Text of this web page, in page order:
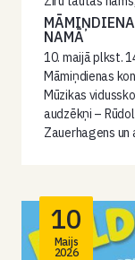
NAMĀ
10. maijā plkst.
Māmiņdienas
Mūzikas
audzēkņi –
Zauerhagens un
10
Maijs
2026